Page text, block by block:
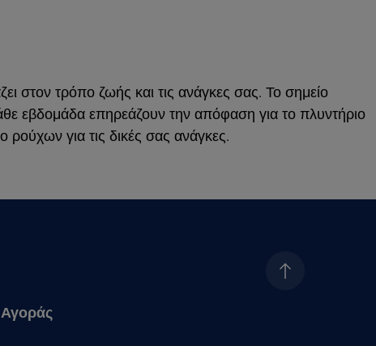
στον τρόπο ζωής και τις ανάγκες σας. Το σημείο
εβδομάδα επηρεάζουν την απόφαση για το πλυντήριο
για τις δικές σας ανάγκες.